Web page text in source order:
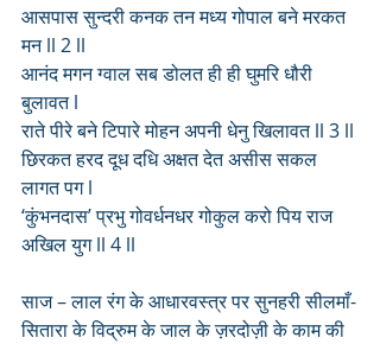
आसपास सुन्दरी कनक तन मध्य गोपाल बने मरकत
मन ll 2 ll
आनंद मगन ग्वाल सब डोलत ही ही घुमरि धौरी
बुलावत l
राते पीरे बने टिपारे मोहन अपनी धेनु खिलावत ll 3 ll
छिरकत हरद दूध दधि अक्षत देत असीस सकल
लागत पग l
‘कुंभनदास’ प्रभु गोवर्धनधर गोकुल करो पिय राज
अखिल युग ll 4 ll
साज – लाल रंग के आधारवस्त्र पर सुनहरी सीलमाँ-
सितारा के विद्रुम के जाल के ज़रदोज़ी के काम की